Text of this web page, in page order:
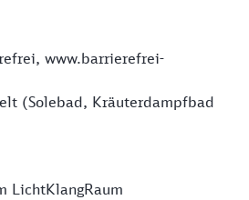
www.barrierefrei-
(Solebad, Kräuterdampfbad
LichtKlangRaum